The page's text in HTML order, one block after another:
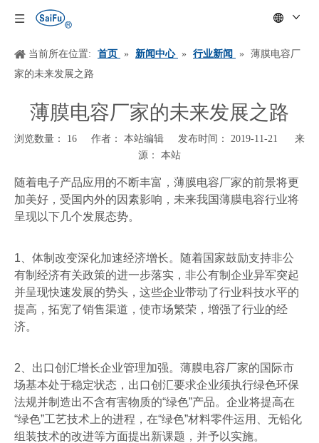
当前所在位置: 首页 » 新闻中心 » 行业新闻 »
薄膜电容厂
家的未来发展之路
薄膜电容厂家的未来发展之路
浏览数量： 16 作者： 本站编辑 发布时间： 2019-11-21 来
源： 本站
["wechat","weibo","qzone","douban","email"]
随着电子产品应用的不断丰富，薄膜电容厂家的前景将更
加美好，受国内外的因素影响，未来我国薄膜电容行业将
呈现以下几个发展态势。
1 、体制改变深化加速经济增长。随着国家鼓励支持非公
有制经济有关政策的进一步落实，非公有制企业异军突起
并呈现快速发展的势头，这些企业带动了行业科技水平的
提高，拓宽了销售渠道，使市场繁荣，增强了行业的经
济。
2 、出口创汇增长企业管理加强。薄膜电容厂家的国际市
场基本处于稳定状态，出口创汇要求企业须执行绿色环保
法规并制造出不含有害物质的“绿色”产品。企业将提高在
“绿色”工艺技术上的进程，在“绿色”材料零件运用、无铅化
组装技术的改进等方面提出新课题，并予以实施。